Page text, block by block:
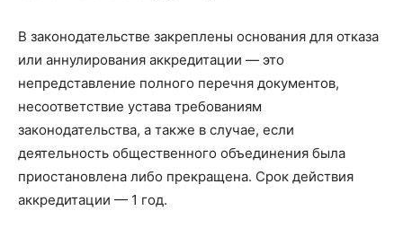
В законодательстве закреплены основания для отказа
или аннулирования аккредитации — это
непредставление полного перечня документов,
несоответствие устава требованиям
законодательства, а также в случае, если
деятельность общественного объединения была
приостановлена либо прекращена. Срок действия
аккредитации — 1 год.